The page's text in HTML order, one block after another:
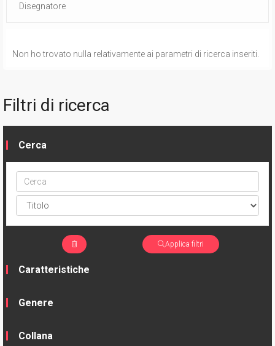
Disegnatore
Non ho trovato nulla relativamente ai parametri di ricerca inseriti.
Filtri di ricerca
Cerca
Cerca
ptype
Applica filtri
Caratteristiche
Genere
Collana